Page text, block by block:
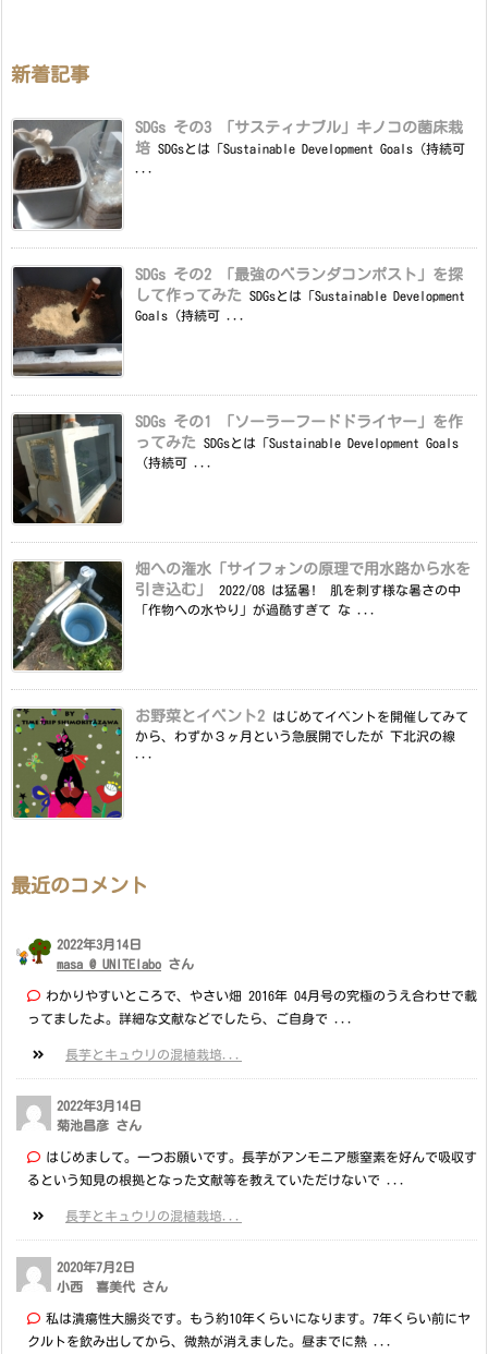
新着記事
SDGs その3 「サスティナブル」キノコの菌床栽
培 SDGsとは「Sustainable Development Goals（持続可
SDGs その2 「最強のベランダコンポスト」を探
して作ってみた
SDGsとは「Sustainable Development
Goals（持続可 ...
SDGs その1 「ソーラーフードドライヤー」を作
ってみた
SDGsとは「Sustainable Development Goals
（持続可 ...
畑への潅水「サイフォンの原理で用水路から水を
引き込む」
2022/08 は猛暑! 肌を刺す様な暑さの中
「作物への水やり」が過酷すぎて な ...
お野菜とイベント2
はじめてイベントを開催してみて
から、わずか３ヶ月という急展開でしたが 下北沢の線
最近のコメント
2022年3月14日
masa @ UNITElabo さん
わかりやすいところで、やさい畑 2016年 04月号の究極のうえ合わせで載
ってましたよ。詳細な文献などでしたら、ご自身で ...
長芋とキュウリの混植栽培...
2022年3月14日
菊池昌彦 さん
はじめまして。一つお願いです。長芋がアンモニア態窒素を好んで吸収す
るという知見の根拠となった文献等を教えていただけないで ...
長芋とキュウリの混植栽培...
2020年7月2日
小西 喜美代 さん
私は潰瘍性大腸炎です。もう約10年くらいになります。7年くらい前にヤ
クルトを飲み出してから、微熱が消えました。昼までに熱 ...